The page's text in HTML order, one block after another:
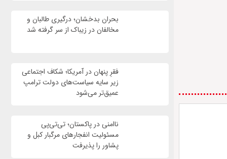
بحران بدخشان؛ درگیری طالبان و
مخالفان در زیباک از سر گرفته شد
فقرِ پنهان در آمریکا؛ شکاف اجتماعی
زیر سایه سیاست‌های دولت ترامپ
عمیق‌تر می‌شود
ناامنی در پاکستان؛ تی‌تی‌پی
مسئولیت انفجارهای مرگبار کبل و
پشاور را پذیرفت